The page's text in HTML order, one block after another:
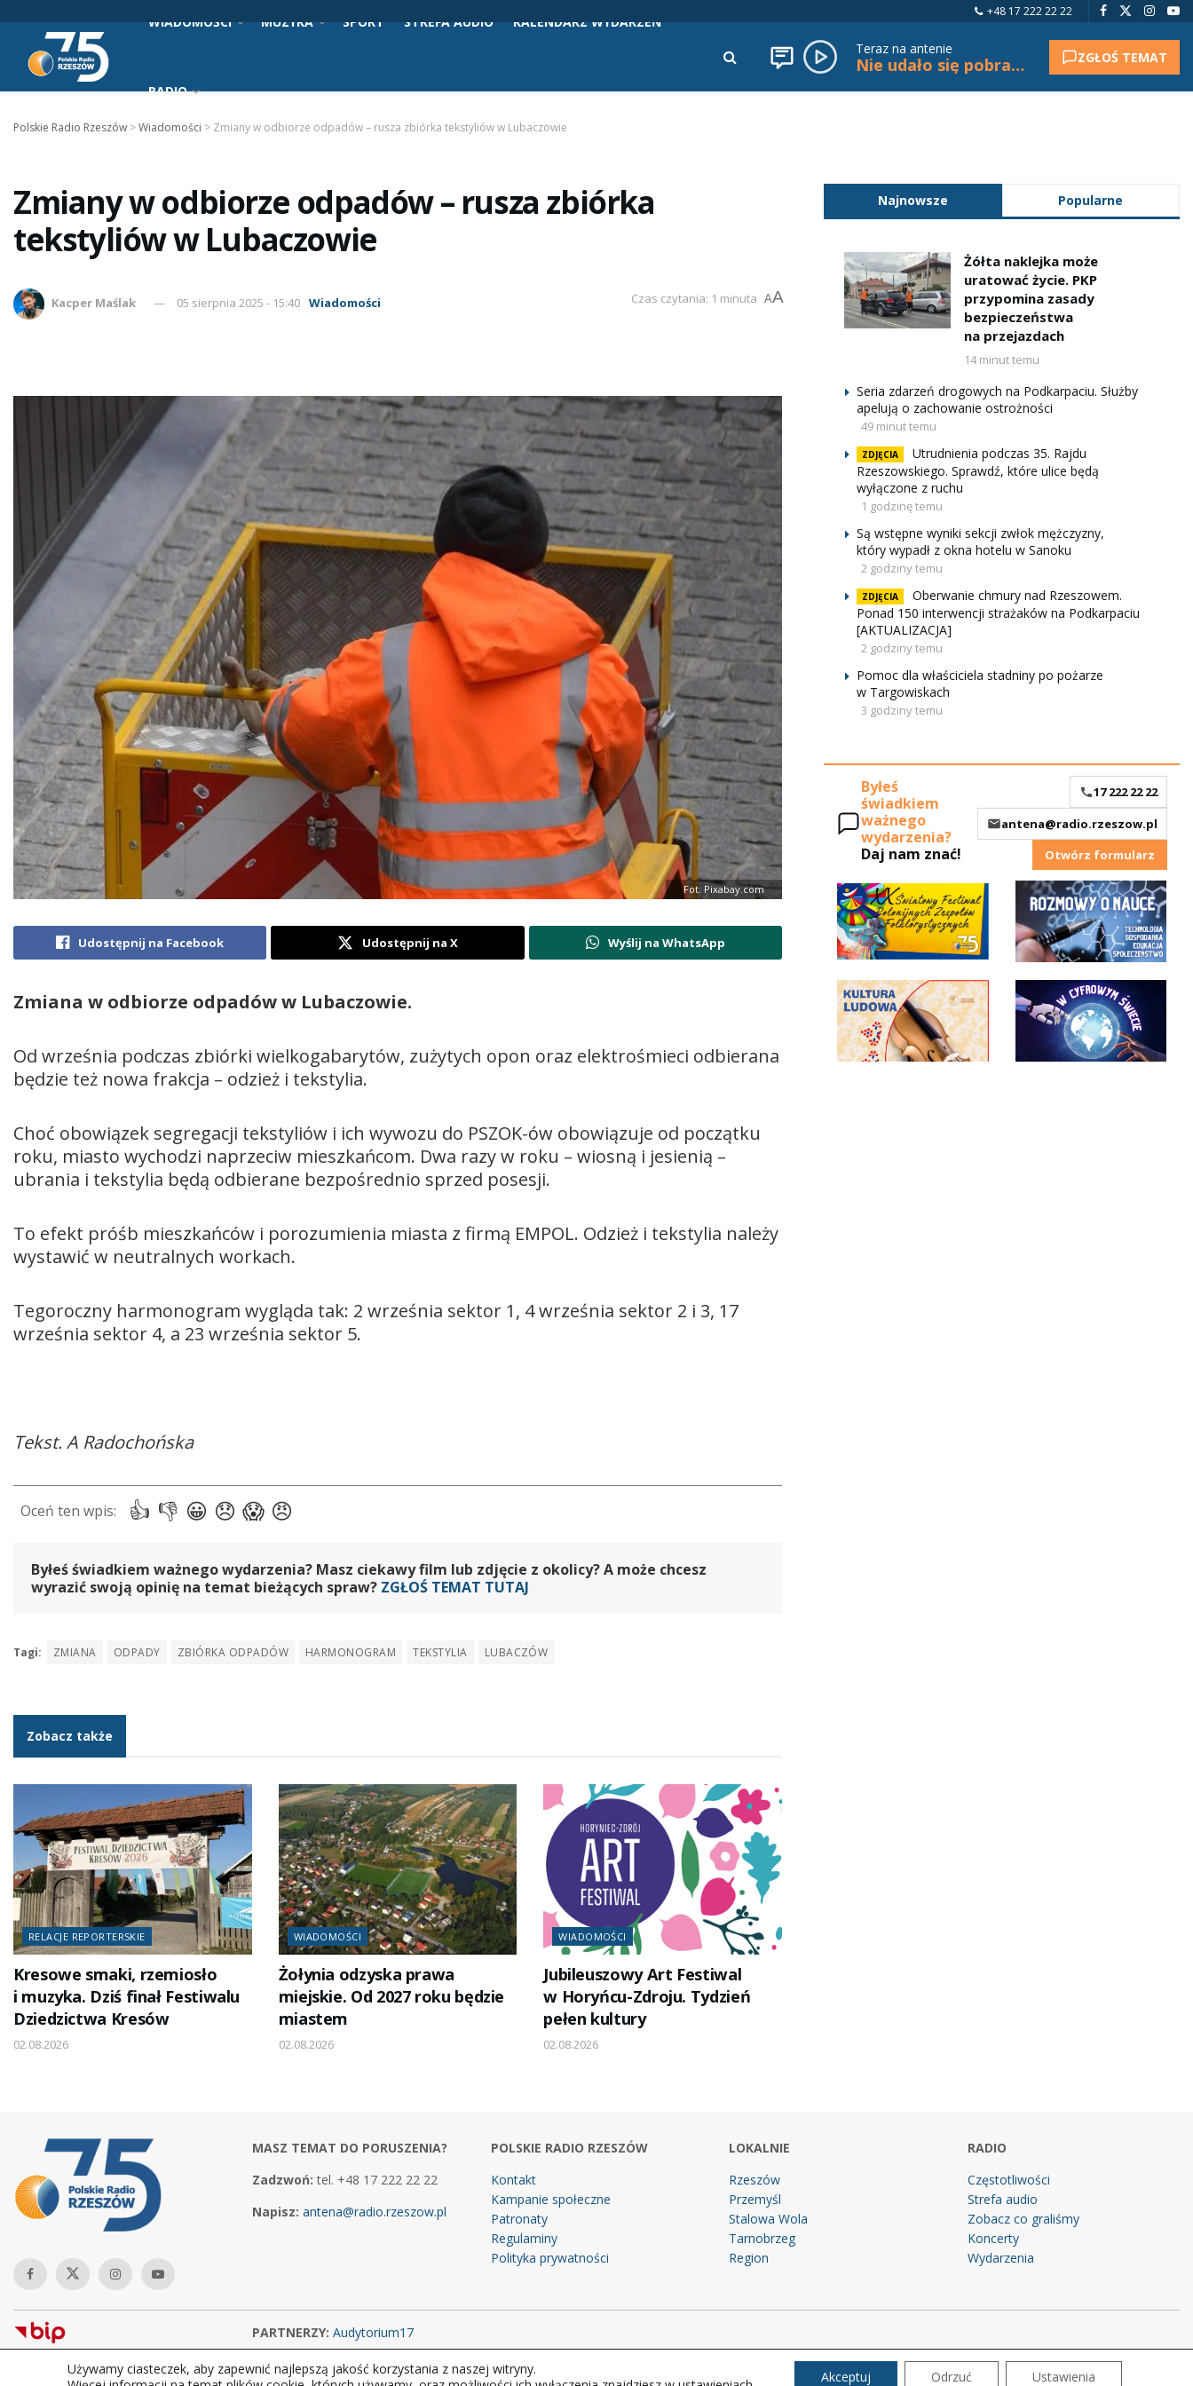
+48 17 222 22 22
WIADOMOŚCI MUZYKA SPORT STREFA AUDIO KALENDARZ WYDARZEŃ
RADIO
Teraz na antenie
Nie udało się pobrać tytułu. ZGŁOŚ TEMAT
Polskie Radio Rzeszów >Wiadomości > Zmiany w odbiorze odpadów – rusza zbiórka tekstyliów w Lubaczowie
Zmiany w odbiorze odpadów – rusza zbiórka
tekstyliów w Lubaczowie
Kacper Maślak 05 sierpnia 2025 - 15:40 Wiadomości Czas czytania: 1 minuta AA
Fot. Pixabay.com
Udostępnij na Facebook Udostępnij na X Wyślij na WhatsApp
Zmiana w odbiorze odpadów w Lubaczowie.
Od września podczas zbiórki wielkogabarytów, zużytych opon oraz elektrośmieci odbierana
będzie też nowa frakcja – odzież i tekstylia.
Choć obowiązek segregacji tekstyliów i ich wywozu do PSZOK-ów obowiązuje od początku
roku, miasto wychodzi naprzeciw mieszkańcom. Dwa razy w roku – wiosną i jesienią –
ubrania i tekstylia będą odbierane bezpośrednio sprzed posesji.
To efekt próśb mieszkańców i porozumienia miasta z firmą EMPOL. Odzież i tekstylia należy
wystawić w neutralnych workach.
Tegoroczny harmonogram wygląda tak: 2 września sektor 1, 4 września sektor 2 i 3, 17
września sektor 4, a 23 września sektor 5.
Tekst. A Radochońska
Byłeś świadkiem ważnego wydarzenia? Masz ciekawy film lub zdjęcie z okolicy? A może chcesz
wyrazić swoją opinię na temat bieżących spraw? ZGŁOŚ TEMAT TUTAJ
Tagi: ZMIANA ODPADY ZBIÓRKA ODPADÓW HARMONOGRAM TEKSTYLIA LUBACZÓW
Zobacz także
RELACJE REPORTERSKIE
Kresowe smaki, rzemiosło
i muzyka. Dziś finał Festiwalu
Dziedzictwa Kresów
02.08.2026
WIADOMOŚCI
Żołynia odzyska prawa
miejskie. Od 2027 roku będzie
miastem
02.08.2026
WIADOMOŚCI
Jubileuszowy Art Festiwal
w Horyńcu-Zdroju. Tydzień
pełen kultury
02.08.2026
Najnowsze Popularne
Żółta naklejka może
uratować życie. PKP
przypomina zasady
bezpieczeństwa
na przejazdach
14 minut temu
Seria zdarzeń drogowych na Podkarpaciu. Służby
apelują o zachowanie ostrożności
49 minut temu
ZDJĘCIA
Utrudnienia podczas 35. Rajdu
Rzeszowskiego. Sprawdź, które ulice będą
wyłączone z ruchu
1 godzinę temu
Są wstępne wyniki sekcji zwłok mężczyzny,
który wypadł z okna hotelu w Sanoku
2 godziny temu
ZDJĘCIA
Oberwanie chmury nad Rzeszowem.
Ponad 150 interwencji strażaków na Podkarpaciu
[AKTUALIZACJA]
2 godziny temu
Pomoc dla właściciela stadniny po pożarze
w Targowiskach
3 godziny temu
Byłeś
świadkiem
ważnego
wydarzenia?
Daj nam znać!
17 222 22 22
antena@radio.rzeszow.pl
Otwórz formularz
MASZ TEMAT DO PORUSZENIA?
Zadzwoń: tel. +48 17 222 22 22
Napisz: antena@radio.rzeszow.pl
POLSKIE RADIO RZESZÓW
Kontakt
Kampanie społeczne
Patronaty
Regulaminy
Polityka prywatności
LOKALNIE
Rzeszów
Przemyśl
Stalowa Wola
Tarnobrzeg
Region
RADIO
Częstotliwości
Strefa audio
Zobacz co graliśmy
Koncerty
Wydarzenia
PARTNERZY: Audytorium17
Copyright © 2026Polskie Radio Rzeszów S.A. w likwidacj. Wszelkie prawa zastrzeżone.
Używamy ciasteczek, aby zapewnić najlepszą jakość korzystania z naszej witryny.
Akceptuj Odrzuć Ustawienia